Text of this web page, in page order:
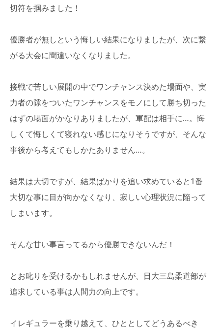
切符を掴みました！
優勝者が無しという悔しい結果になりましたが、次に繋
がる大会に間違いなくなりました。
接戦で苦しい展開の中でワンチャンス決めた場面や、実
力者の隙をついたワンチャンスをモノにして勝ち切った
はずの場面がかなりありましたが、軍配は相手に…。悔
しくて悔しくて寝れない感じになりそうですが、そんな
事後から考えてもしかたありません…。
結果は大切ですが、結果ばかりを追い求めていると1番
大切な事に目が向かなくなり、寂しい心理状況に陥って
しまいます。
そんな甘い事言ってるから優勝できないんだ！
とお叱りを受けるかもしれませんが、日大三島柔道部が
追求している事は人間力の向上です。
イレギュラーを乗り越えて、ひととしてどうあるべき